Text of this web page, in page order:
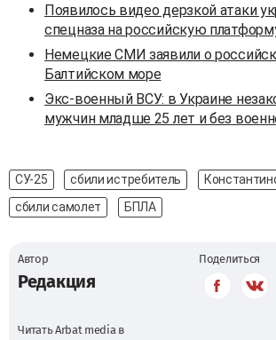
Появилось видео дерзкой атаки
спецназа на российскую
Немецкие СМИ заявили о
Балтийском море
Экс-военный ВСУ: в Украине
мужчин младше 25 лет и без
СУ-25 сбили истребитель
сбили самолет
БПЛА
Автор
Редакция
Поделиться
Читать Arbat media в